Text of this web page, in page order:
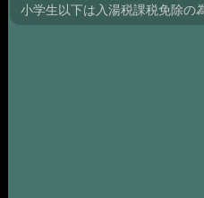
小学生以下は入湯税課税免除の